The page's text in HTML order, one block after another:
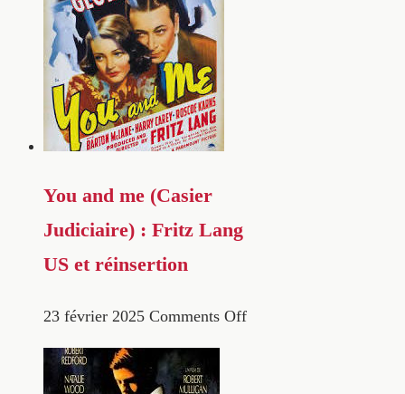
You and me (Casier
Judiciaire) : Fritz Lang
US et réinsertion
23 février 2025 Comments Off